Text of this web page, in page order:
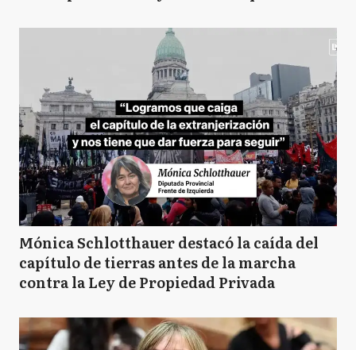
Mónica Schlotthauer destacó la caída del
capítulo de tierras antes de la marcha
contra la Ley de Propiedad Privada